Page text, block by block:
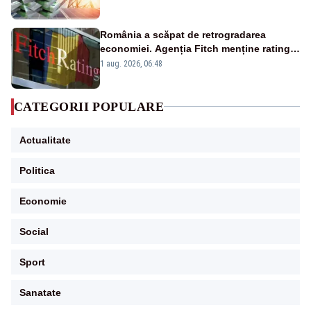
România a scăpat de retrogradarea
economiei. Agenția Fitch menține ratingul
„BBB-” cu perspectivă negativă
1 aug. 2026, 06:48
CATEGORII POPULARE
Actualitate
Politica
Economie
Social
Sport
Sanatate